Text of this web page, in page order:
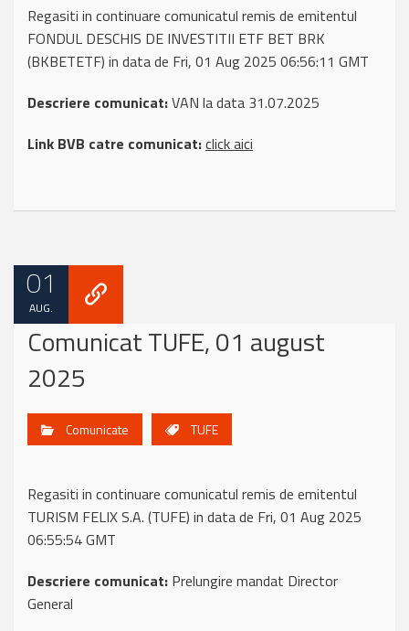
Regasiti in continuare comunicatul remis de emitentul
FONDUL DESCHIS DE INVESTITII ETF BET BRK
(BKBETETF) in data de Fri, 01 Aug 2025 06:56:11 GMT
Descriere comunicat:VAN la data 31.07.2025
Link BVB catre comunicat:click aici
01
AUG.
Comunicat TUFE, 01 august
2025
Comunicate TUFE
Regasiti in continuare comunicatul remis de emitentul
TURISM FELIX S.A. (TUFE) in data de Fri, 01 Aug 2025
06:55:54 GMT
Descriere comunicat: Prelungire mandat Director
General